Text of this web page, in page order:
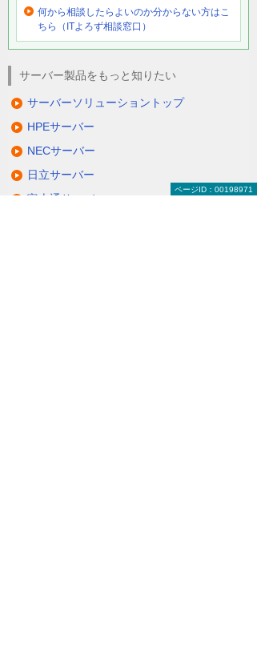
何から相談したらよいのか分からない方はこ
ちら（ITよろず相談窓口）
サーバー製品をもっと知りたい
サーバーソリューショントップ
HPEサーバー
NECサーバー
日立サーバー
富士通サーバー
ページID：00198971